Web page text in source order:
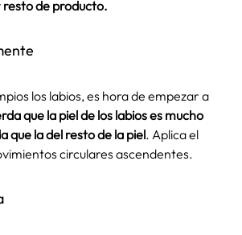
de producto.
los labios, es hora de empezar a
que la piel de los labios es mucho
que la del resto de la piel. Aplica el
circulares ascendentes.